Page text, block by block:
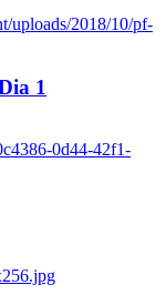
uploads/2018/10/pf-
1
0d44-42f1-